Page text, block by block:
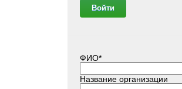
ФИО*
Название организации